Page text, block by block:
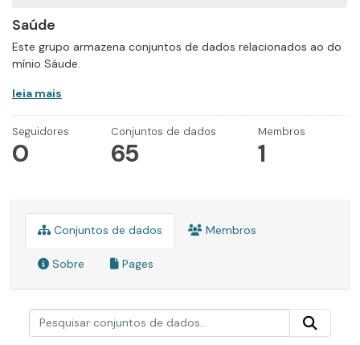
Saúde
Este grupo armazena conjuntos de dados relacionados ao do
mínio Sáude.
leia mais
Seguidores
0
Conjuntos de dados
65
Membros
1
Conjuntos de dados Membros
Sobre Pages